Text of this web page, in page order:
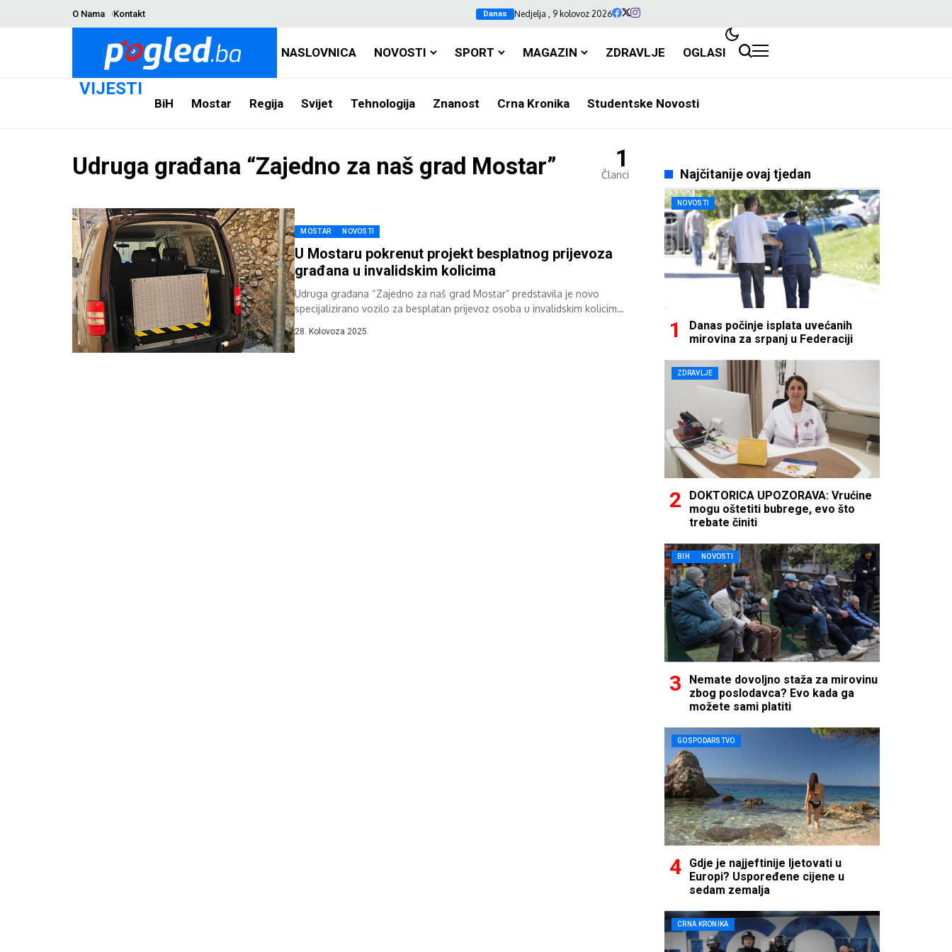
O Nama Kontakt Danas Nedjelja , 9 kolovoz 2026
NASLOVNICA NOVOSTI SPORT MAGAZIN ZDRAVLJE OGLASI
VIJESTI
BiH Mostar Regija Svijet Tehnologija Znanost Crna Kronika Studentske Novosti
Udruga građana “Zajedno za naš grad Mostar” 1
Članci
MOSTAR NOVOSTI
U Mostaru pokrenut projekt besplatnog prijevoza
građana u invalidskim kolicima
Udruga građana “Zajedno za naš grad Mostar” predstavila je novo
specijalizirano vozilo za besplatan prijevoz osoba u invalidskim kolicima,
28. Kolovoza 2025.
Najčitanije ovaj tjedan
NOVOSTI
Danas počinje isplata uvećanih
mirovina za srpanj u Federaciji
ZDRAVLJE
DOKTORICA UPOZORAVA: Vrućine
mogu oštetiti bubrege, evo što
trebate činiti
BIH NOVOSTI
Nemate dovoljno staža za mirovinu
zbog poslodavca? Evo kada ga
možete sami platiti
GOSPODARSTVO
Gdje je najjeftinije ljetovati u
Europi? Uspoređene cijene u
sedam zemalja
CRNA KRONIKA